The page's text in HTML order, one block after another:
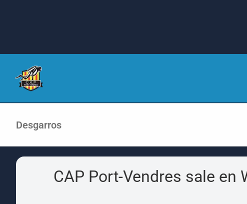
Desgarros
CAP Port-Vendres sale en